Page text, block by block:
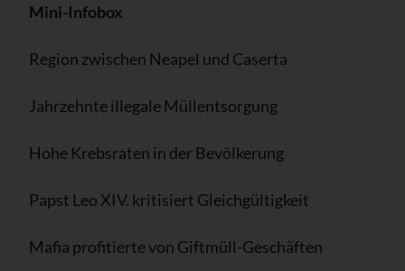
Mini-Infobox
Region zwischen Neapel und Caserta
Jahrzehnte illegale Müllentsorgung
Hohe Krebsraten in der Bevölkerung
Papst Leo XIV. kritisiert Gleichgültigkeit
Mafia profitierte von Giftmüll-Geschäften